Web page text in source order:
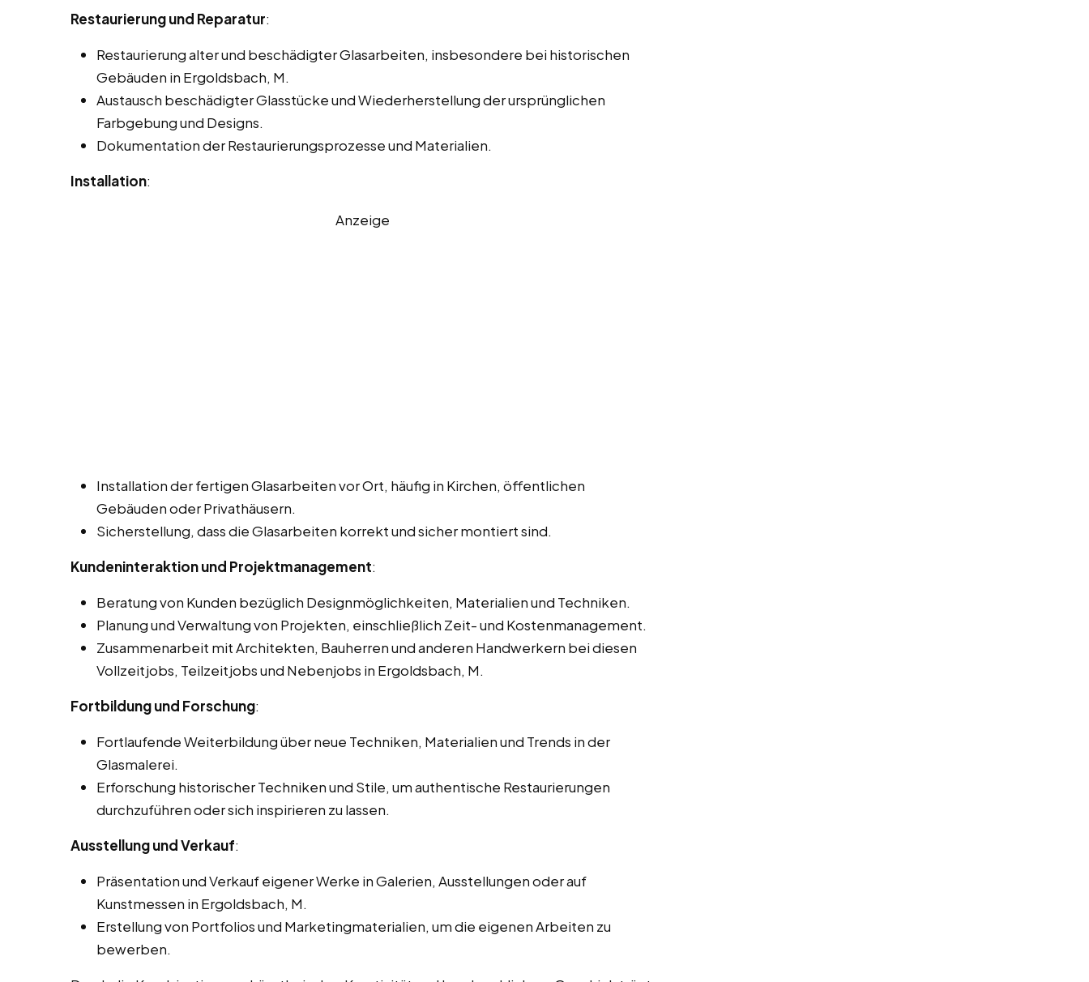
Restaurierung und Reparatur:
Restaurierung alter und beschädigter Glasarbeiten, insbesondere bei historischen
Gebäuden in Ergoldsbach, M.
Austausch beschädigter Glasstücke und Wiederherstellung der ursprünglichen
Farbgebung und Designs.
Dokumentation der Restaurierungsprozesse und Materialien.
Installation:
Anzeige
Installation der fertigen Glasarbeiten vor Ort, häufig in Kirchen, öffentlichen
Gebäuden oder Privathäusern.
Sicherstellung, dass die Glasarbeiten korrekt und sicher montiert sind.
Kundeninteraktion und Projektmanagement:
Beratung von Kunden bezüglich Designmöglichkeiten, Materialien und Techniken.
Planung und Verwaltung von Projekten, einschließlich Zeit- und Kostenmanagement.
Zusammenarbeit mit Architekten, Bauherren und anderen Handwerkern bei diesen
Vollzeitjobs, Teilzeitjobs und Nebenjobs in Ergoldsbach, M.
Fortbildung und Forschung:
Fortlaufende Weiterbildung über neue Techniken, Materialien und Trends in der
Glasmalerei.
Erforschung historischer Techniken und Stile, um authentische Restaurierungen
durchzuführen oder sich inspirieren zu lassen.
Ausstellung und Verkauf:
Präsentation und Verkauf eigener Werke in Galerien, Ausstellungen oder auf
Kunstmessen in Ergoldsbach, M.
Erstellung von Portfolios und Marketingmaterialien, um die eigenen Arbeiten zu
bewerben.